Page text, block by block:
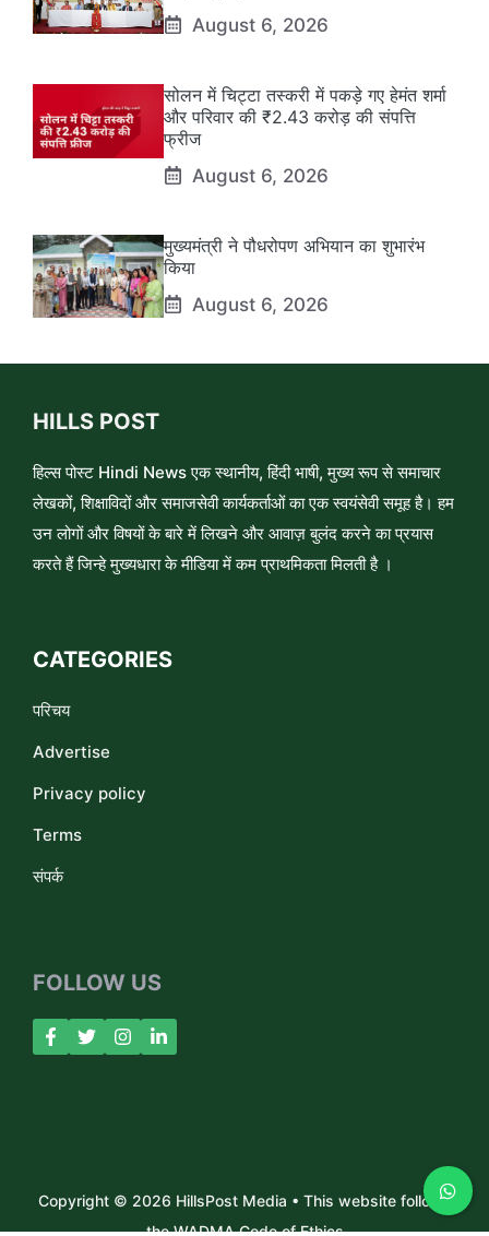
August 6, 2026
सोलन में चिट्टा तस्करी में पकड़े गए हेमंत शर्मा
और परिवार की ₹2.43 करोड़ की संपत्ति
फ्रीज
August 6, 2026
मुख्यमंत्री ने पौधरोपण अभियान का शुभारंभ
किया
August 6, 2026
HILLS POST
हिल्स पोस्ट Hindi News एक स्थानीय, हिंदी भाषी, मुख्य रूप से समाचार
लेखकों, शिक्षाविदों और समाजसेवी कार्यकर्ताओं का एक स्वयंसेवी समूह है। हम
उन लोगों और विषयों के बारे में लिखने और आवाज़ बुलंद करने का प्रयास
करते हैं जिन्हे मुख्यधारा के मीडिया में कम प्राथमिकता मिलती है ।
CATEGORIES
परिचय
Advertise
Privacy policy
Terms
संपर्क
FOLLOW US
Copyright © 2026 HillsPost Media • This website follows
the WADMA Code of Ethics